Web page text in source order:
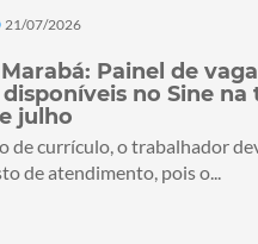
21/07/2026
Painel de
no Sine na
julho
de currículo, o trabalhador
de atendimento, pois o...